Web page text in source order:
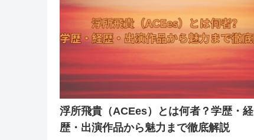
浮所飛貴（ACEes）とは何者？学歴・経
歴・出演作品から魅力まで徹底解説